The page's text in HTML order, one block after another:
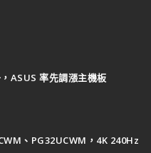
ASUS 率先調漲主機板
、PG32UCWM，4K 240Hz